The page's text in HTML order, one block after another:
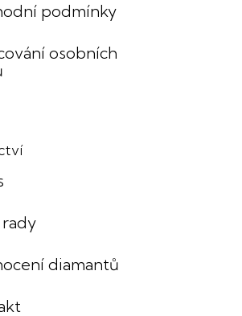
podmínky
osobních
rady
diamantů